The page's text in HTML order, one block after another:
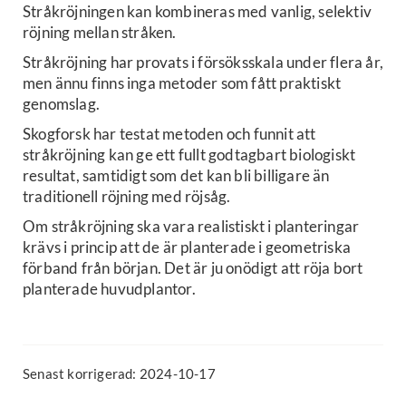
Stråkröjningen kan kombineras med vanlig, selektiv
röjning mellan stråken.
Stråkröjning har provats i försöksskala under flera år,
men ännu finns inga metoder som fått praktiskt
genomslag.
Skogforsk har testat metoden och funnit att
stråkröjning kan ge ett fullt godtagbart biologiskt
resultat, samtidigt som det kan bli billigare än
traditionell röjning med röjsåg.
Om stråkröjning ska vara realistiskt i planteringar
krävs i princip att de är planterade i geometriska
förband från början. Det är ju onödigt att röja bort
planterade huvudplantor.
Senast korrigerad: 2024-10-17